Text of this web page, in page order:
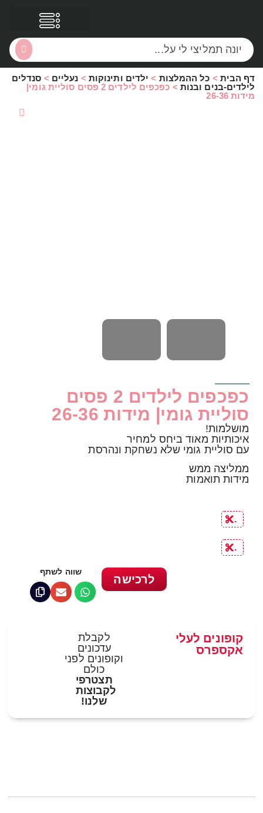
דף הבית > כל ההמלצות > ילדים ותינוקות > נעליים > סנדלים
לילדים-בנים ובנות >
כפכפים לילדים 2 פסים סוליית גומי|
מידות 26-36
כפכפים לילדים 2 פסים
סוליית גומי| מידות 26-36
מושלמות!
איכותיות מאוד ביחס למחיר
עם סוליית גומי שלא נשחקת ונהרסת
ממליצה ממש
מידות תואמות
.
.
שווה לשתף
לרכישה
לקבלת
עדכונים
וקופונים לפני
כולם
תצטרפי
לקבוצות
שלנו!
קופונים לעלי
אקספרס